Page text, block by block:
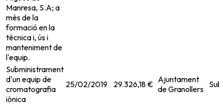
Manresa, S.A; a
més de la
formació en la
tècnica i, ús i
manteniment de
l'equip.
Subministrament
d'un equip de
cromatografia
iònica
25/02/2019 29.326,18 € Ajuntament
de Granollers